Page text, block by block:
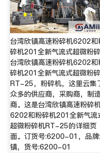
台湾欣镇高速粉碎机6202和
碎机201全新气流式超微粉
台湾欣镇高速粉碎机6202和
碎机201全新气流式超微粉
RT-25，粉碎机，这里云集
众多的供应商，采购商，制
商。这是台湾欣镇高速粉碎
6202和粉碎机201全新气流
超微粉碎机RT-25的详细页
面。订货号:6200-01，品牌
镇，货号:6200-01